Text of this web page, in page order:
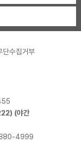
단수집거부
) (야간
4999